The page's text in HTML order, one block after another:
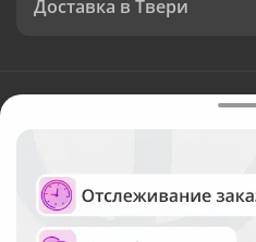
Доставка в Твери
Валюта:
Служба круглосуточной
Русский Букет, 2026